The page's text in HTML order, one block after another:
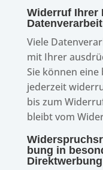
Wider­ruf Ihrer
Viele
mit Ihrer
Sie können
jeder­zeit
bis zum
bleibt vom
bung in